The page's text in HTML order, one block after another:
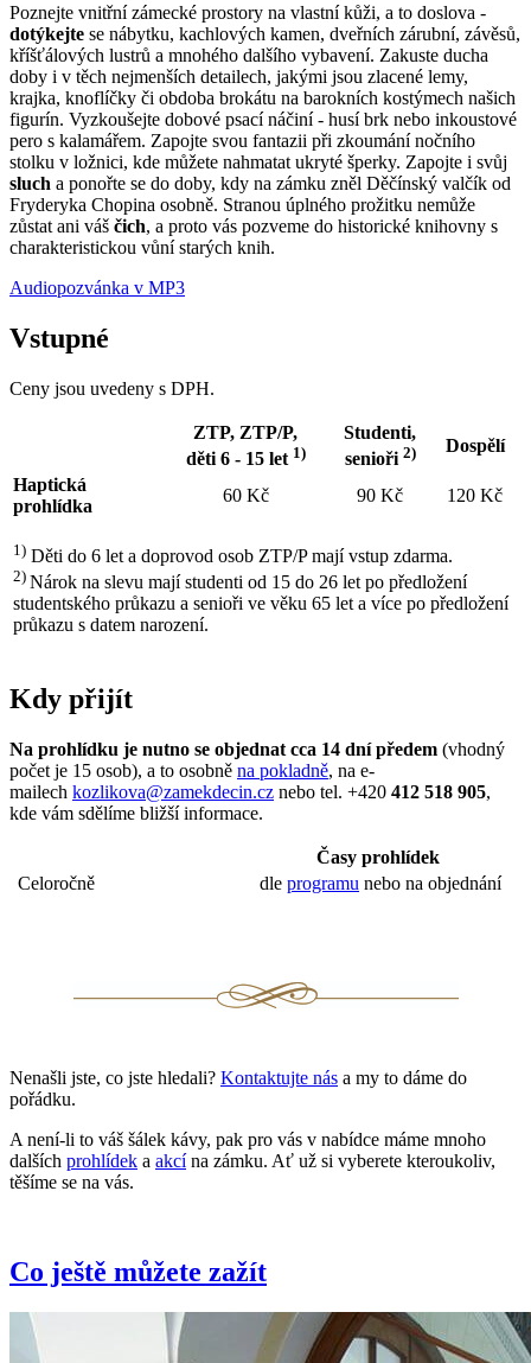
Poznejte vnitřní zámecké prostory na vlastní kůži, a to doslova -
dotýkejte se nábytku, kachlových kamen, dveřních zárubní, závěsů,
kříšťálových lustrů a mnohého dalšího vybavení. Zakuste ducha
doby i v těch nejmenších detailech, jakými jsou zlacené lemy,
krajka, knoflíčky či obdoba brokátu na barokních kostýmech našich
figurín. Vyzkoušejte dobové psací náčiní - husí brk nebo inkoustové
pero s kalamářem. Zapojte svou fantazii při zkoumání nočního
stolku v ložnici, kde můžete nahmatat ukryté šperky. Zapojte i svůj
sluch a ponořte se do doby, kdy na zámku zněl Děčínský valčík od
Fryderyka Chopina osobně. Stranou úplného prožitku nemůže
zůstat ani váš čich, a proto vás pozveme do historické knihovny s
charakteristickou vůní starých knih.
Audiopozvánka v MP3
Vstupné
Ceny jsou uvedeny s DPH.
ZTP, ZTP/P,
děti 6 - 15 let 1)
Studenti,
senioři 2)
Dospělí
Haptická
prohlídka
60 Kč 90 Kč 120 Kč
1) Děti do 6 let a doprovod osob ZTP/P mají vstup zdarma.
2) Nárok na slevu mají studenti od 15 do 26 let po předložení
studentského průkazu a senioři ve věku 65 let a více po předložení
průkazu s datem narození.
Kdy přijít
Na prohlídku je nutno se objednat cca 14 dní předem (vhodný
počet je 15 osob), a to osobně na pokladně, na e-
mailech kozlikova@zamekdecin.cz nebo tel. +420 412 518 905,
kde vám sdělíme bližší informace.
Časy prohlídek
Celoročně
dle programu nebo na objednání
Nenašli jste, co jste hledali? Kontaktujte nás a my to dáme do
pořádku.
A není-li to váš šálek kávy, pak pro vás v nabídce máme mnoho
dalších prohlídek a akcína zámku. Ať už si vyberete kteroukoliv,
těšíme se na vás.
Co ještě můžete zažít